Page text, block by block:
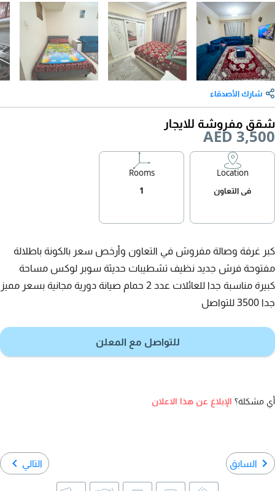
شارك الأصدقاء
شقق مفروشة للايجار
AED 3,500
Location
في التعاون
Rooms
1
كبر غرفة وصالة مفروش في التعاون وأرخص سعر بالكونة باطلالة
مفتوحة فرش جديد نظيف تشطيبات حديثة سوبر لوكس مساحة
كبيرة مناسبة جدا للعائلات عدد 2 حمام صيانة دورية مجانية بسعر مميز
جدا 3500 للتواصل
للتواصل مع المعلن
أي مشكلة؟ الإبلاغ عن هذا الاعلان
السابق التالي